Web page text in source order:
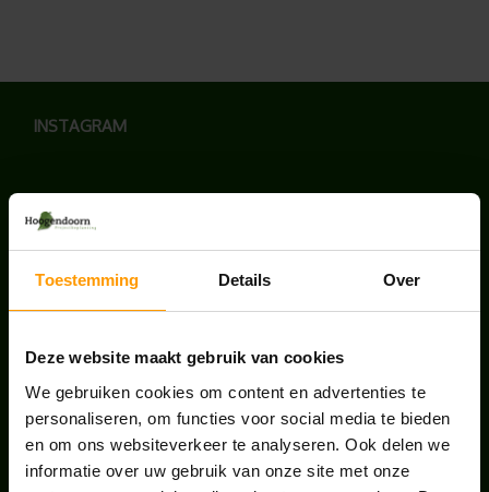
Toestemming Details Over
Deze website maakt gebruik van cookies
We gebruiken cookies om content en advertenties te
personaliseren, om functies voor social media te bieden
en om ons websiteverkeer te analyseren. Ook delen we
informatie over uw gebruik van onze site met onze
INSTAGRAM
LAATSTE NIEUWS
augustus 7, 2026
UNION HOUSE UTRECHT